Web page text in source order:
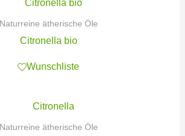
Naturreine ätherische Öle
Citronella bio
Wunschliste
Naturreine ätherische Öle